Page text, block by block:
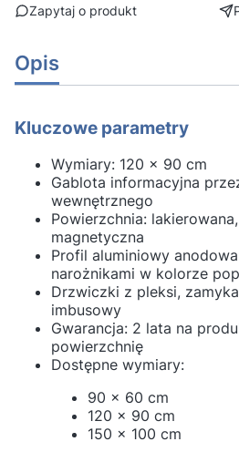
Zapytaj o produkt
Opis
Kluczowe parametry
Wymiary: 120 x 90 cm
Gablota informacyjna
wewnętrznego
Powierzchnia:
magnetyczna
Profil aluminiowy
narożnikami w kolorze
Drzwiczki z pleksi,
imbusowy
Gwarancja: 2 lata na
powierzchnię
Dostępne wymiary:
90 x 60 cm
120 x 90 cm
150 x 100 cm